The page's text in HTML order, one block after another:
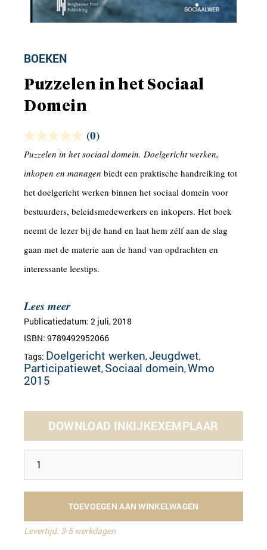
BOEKEN
Puzzelen in het Sociaal
Domein
(0)
Puzzelen in het sociaal domein. Doelgericht werken,
inkopen en managen biedt een praktische handreiking tot
het doelgericht werken binnen het sociaal domein voor
bestuurders, beleidsmedewerkers en inkopers. Het boek
neemt de lezer bij de hand en laat hem zélf aan de slag
gaan met de materie aan de hand van opdrachten en
interessante leestips.
Lees meer
Publicatiedatum: 2 juli, 2018
ISBN: 9789492952066
Tags: Doelgericht werken,Jeugdwet,
Participatiewet, Sociaal domein,Wmo
2015
DOWNLOAD INKIJKEXEMPLAAR
TOEVOEGEN AAN WINKELWAGEN
Levertijd: 3-5 werkdagen